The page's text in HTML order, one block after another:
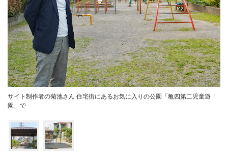
サイト制作者の菊池さん 住宅街にあるお気に入りの公園「亀四第二児童遊
園」で